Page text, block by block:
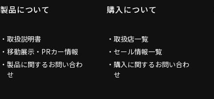
製品について
取扱説明書
移動展示・PRカー情報
製品に関するお問い合わ
せ
購入について
取扱店一覧
セール情報一覧
購入に関するお問い合わ
せ